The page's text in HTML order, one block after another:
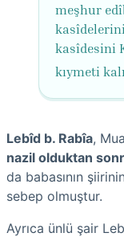
meşhur
kasîdesini
kıymeti
Lebîd b. Rabîa,
nazil olduktan
da babasının
sebep olmuştur.
Ayrıca ünlü şair